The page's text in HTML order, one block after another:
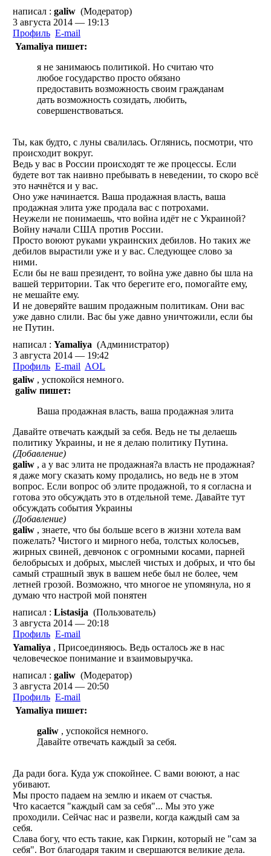
написал : galiw (Модератор)
3 августа 2014 — 19:13
Профиль E-mail
Yamaliya пишет:
я не занимаюсь политикой. Но считаю что
любое государство просто обязано
предоставить возможность своим гражданам
дать возможность созидать, любить,
совершенствоваться.
Ты, как будто, с луны свалилась. Оглянись, посмотри, что
происходит вокруг.
Ведь у вас в России происходят те же процессы. Если
будете вот так наивно пребывать в неведении, то скоро всё
это начнётся и у вас.
Оно уже начинается. Ваша продажная власть, ваша
продажная элита уже продала вас с потрохами.
Неужели не понимаешь, что война идёт не с Украиной?
Войну начали США против России.
Просто воюют руками украинских дебилов. Но таких же
дебилов вырастили уже и у вас. Следующее слово за
ними.
Если бы не ваш президент, то война уже давно бы шла на
вашей территории. Так что берегите его, помогайте ему,
не мешайте ему.
И не доверяйте вашим продажным политикам. Они вас
уже давно слили. Вас бы уже давно уничтожили, если бы
не Путин.
написал : Yamaliya (Администратор)
3 августа 2014 — 19:42
Профиль E-mail AOL
galiw , успокойся немного.
galiw пишет:
Ваша продажная власть, ваша продажная элита
Давайте отвечать каждый за себя. Ведь не ты делаешь
политику Украины, и не я делаю политику Путина.
(Добавление)
galiw , а у вас элита не продажная?а власть не продажная?
я даже могу сказать кому продались, но ведь не в этом
вопрос. Если вопрос об элите продажной, то я согласна и
готова это обсуждать это в отдельной теме. Давайте тут
обсуждать события Украины
(Добавление)
galiw , знаете, что бы больше всего в жизни хотела вам
пожелать? Чистого и мирного неба, толстых колосьев,
жирных свиней, девчонок с огромными косами, парней
белобрысых и добрых, мыслей чистых и добрых, и что бы
самый страшный звук в вашем небе был не более, чем
летней грозой. Возможно, что многое не упомянула, но я
думаю что настрой мой понятен
написал : Listasija (Пользователь)
3 августа 2014 — 20:18
Профиль E-mail
Yamaliya , Присоединяюсь. Ведь осталось же в нас
человеческое понимание и взаимовыручка.
написал : galiw (Модератор)
3 августа 2014 — 20:50
Профиль E-mail
Yamaliya пишет:
galiw , успокойся немного.
Давайте отвечать каждый за себя.
Да ради бога. Куда уж спокойнее. С вами воюют, а нас
убивают.
Мы просто падаем на землю и икаем от счастья.
Что касается "каждый сам за себя"... Мы это уже
проходили. Сейчас нас и развели, когда каждый сам за
себя.
Слава богу, что есть такие, как Гиркин, который не "сам за
себя". Вот благодаря таким и свершаются великие дела.